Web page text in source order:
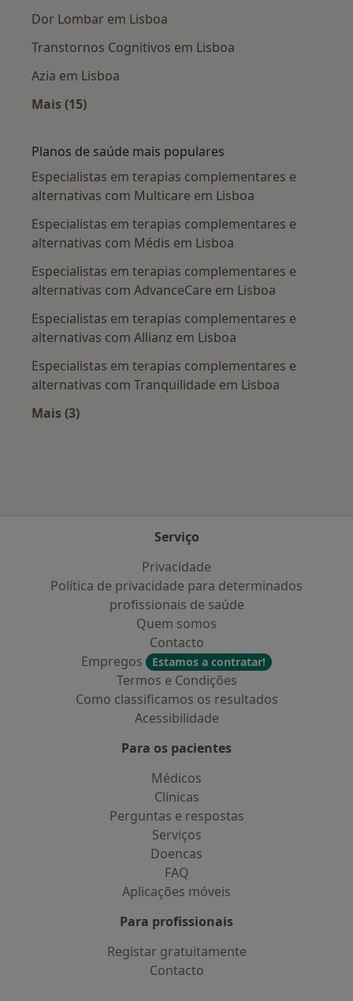
Dor Lombar em Lisboa
Transtornos Cognitivos em Lisboa
Azia em Lisboa
Mais (15)
Planos de saúde mais populares
Especialistas em terapias complementares e
alternativas com Multicare em Lisboa
Especialistas em terapias complementares e
alternativas com Médis em Lisboa
Especialistas em terapias complementares e
alternativas com AdvanceCare em Lisboa
Especialistas em terapias complementares e
alternativas com Allianz em Lisboa
Especialistas em terapias complementares e
alternativas com Tranquilidade em Lisboa
Mais (3)
Serviço
Privacidade
Política de privacidade para determinados
profissionais de saúde
Quem somos
Contacto
Empregos
Estamos a contratar!
Termos e Condições
Como classificamos os resultados
Acessibilidade
Para os pacientes
Médicos
Clínicas
Perguntas e respostas
Serviços
Doencas
FAQ
Aplicações móveis
Para profissionais
Registar gratuitamente
Contacto